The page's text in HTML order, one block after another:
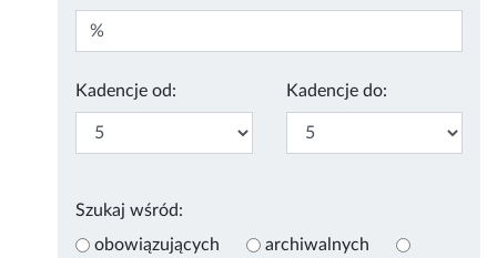
Kadencje od: Kadencje do:
Szukaj wśród:
obowiązujących
archiwalnych